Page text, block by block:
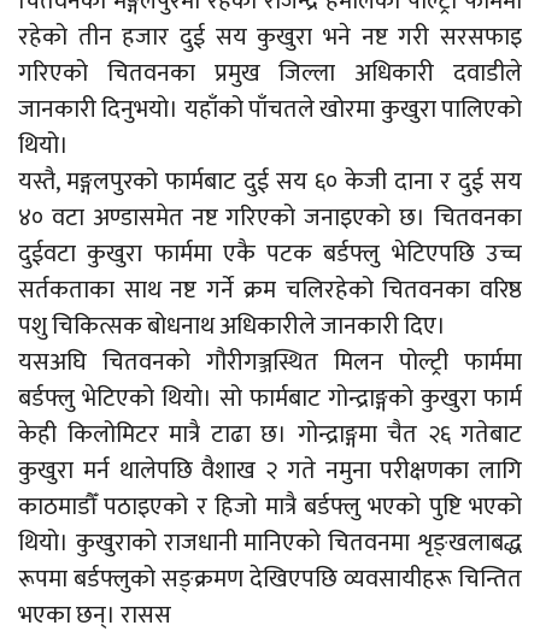
रहेको तीन हजार दुई सय कुखुरा भने नष्ट गरी सरसफाइ
गरिएको चितवनका प्रमुख जिल्ला अधिकारी दवाडीले
जानकारी दिनुभयो। यहाँको पाँचतले खोरमा कुखुरा पालिएको
थियो।
यस्तै, मङ्गलपुरको फार्मबाट दुई सय ६० केजी दाना र दुई सय
४० वटा अण्डासमेत नष्ट गरिएको जनाइएको छ। चितवनका
दुईवटा कुखुरा फार्ममा एकै पटक बर्डफ्लु भेटिएपछि उच्च
सर्तकताका साथ नष्ट गर्ने क्रम चलिरहेको चितवनका वरिष्ठ
पशु चिकित्सक बोधनाथ अधिकारीले जानकारी दिए।
यसअघि चितवनको गौरीगञ्जस्थित मिलन पोल्ट्री फार्ममा
बर्डफ्लु भेटिएको थियो। सो फार्मबाट गोन्द्राङ्गको कुखुरा फार्म
केही किलोमिटर मात्रै टाढा छ। गोन्द्राङ्गमा चैत २६ गतेबाट
कुखुरा मर्न थालेपछि वैशाख २ गते नमुना परीक्षणका लागि
काठमाडौँ पठाइएको र हिजो मात्रै बर्डफ्लु भएको पुष्टि भएको
थियो। कुखुराको राजधानी मानिएको चितवनमा शृङ्खलाबद्ध
रूपमा बर्डफ्लुको सङ्क्रमण देखिएपछि व्यवसायीहरू चिन्तित
भएका छन्। रासस